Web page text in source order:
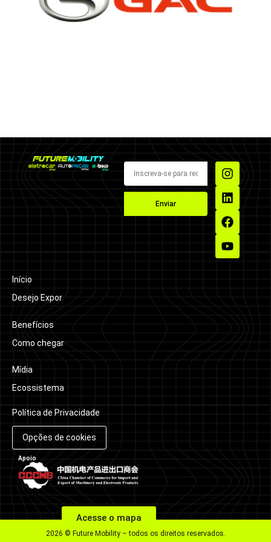
Acesse o mapa
Enviar
Início
Desejo Expor
Benefícios
Como chegar
Mídia
Ecossistema
Política de Privacidade
Opções de cookies
Apoio
2026 © Future Mobility – todos os direitos reservados.